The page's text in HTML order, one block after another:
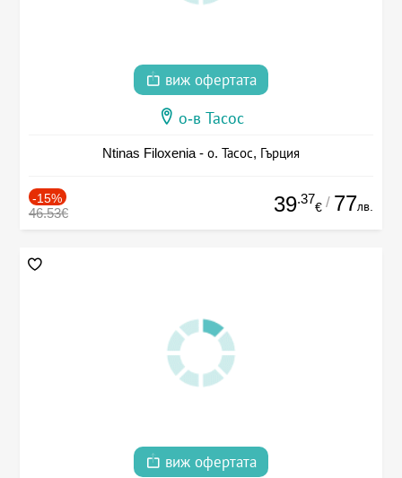
виж офертата
о-в Тасос
Ntinas Filoxenia - о. Тасос, Гърция
-15%
46.53€ 39.37
€ / 77лв.
виж офертата